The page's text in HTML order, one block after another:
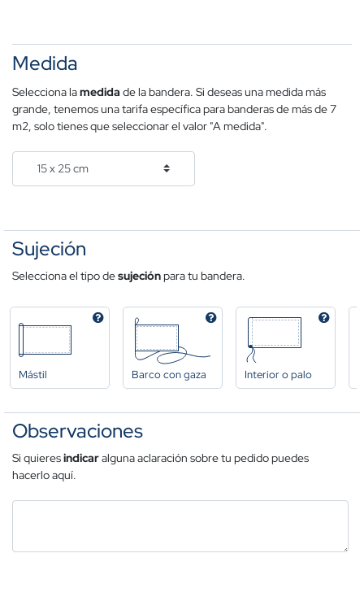
Medida
Selecciona lamedida de la bandera. Si deseas una medida más
grande, tenemos una tarifa específica para banderas de más de 7
m2, solo tienes que seleccionar el valor "A medida".
Sujeción
Selecciona el tipo desujeciónpara tu bandera.
Mástil Barco con gaza Interior o palo
Observaciones
Si quieresindicaralguna aclaración sobre tu pedido puedes
hacerlo aquí.